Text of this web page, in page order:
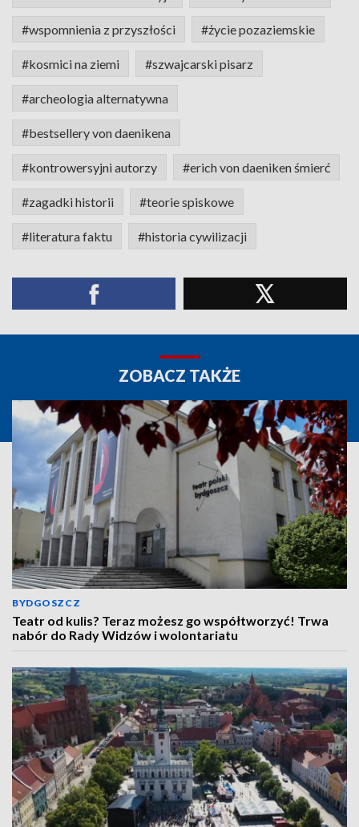
#wspomnienia z przyszłości #życie pozaziemskie
#kosmici na ziemi #szwajcarski pisarz
#archeologia alternatywna
#bestsellery von daenikena
#kontrowersyjni autorzy #erich von daeniken śmierć
#zagadki historii #teorie spiskowe
#literatura faktu #historia cywilizacji
ZOBACZ TAKŻE
BYDGOSZCZ
Teatr od kulis? Teraz możesz go współtworzyć! Trwa
nabór do Rady Widzów i wolontariatu